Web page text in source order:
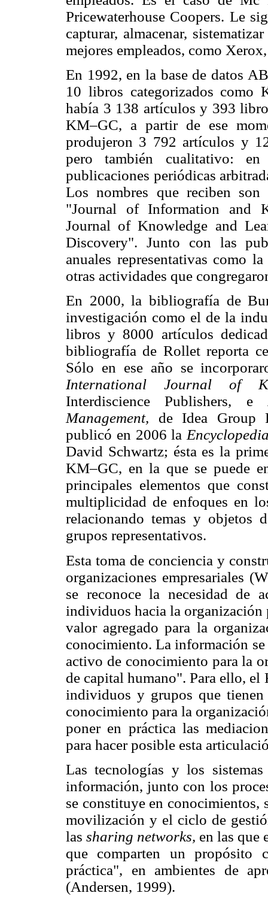
Pricewaterhouse Coopers. Le
capturar, almacenar,
mejores empleados, como
En 1992, en la base de datos
10 libros categorizados como
había 3 138 artículos y 393
KM–GC, a partir de ese
produjeron 3 792 artículos y
pero también cualitativo:
publicaciones periódicas
Los nombres que reciben
"Journal of Information and
Journal of Knowledge and
Discovery". Junto con las
anuales representativas como
otras actividades que
En 2000, la bibliografía de
investigación como el de la
libros y 8000 artículos
bibliografía de Rollet reporta
Sólo en ese año se
International Journal of
Interdiscience Publishers, e
Management, de Idea Group
publicó en 2006 la
David Schwartz; ésta es la
KM–GC, en la que se puede
principales elementos que
multiplicidad de enfoques en
relacionando temas y objetos
grupos representativos.
Esta toma de conciencia y
organizaciones empresariales
se reconoce la necesidad de
individuos hacia la
valor agregado para la
conocimiento. La información
activo de conocimiento para la
de capital humano". Para ello,
individuos y grupos que
conocimiento para la
poner en práctica las
para hacer posible esta
Las tecnologías y los
información, junto con los
se constituye en conocimientos,
movilización y el ciclo de
lassharing networks, en las que
que comparten un propósito
práctica", en ambientes de
(Andersen, 1999).